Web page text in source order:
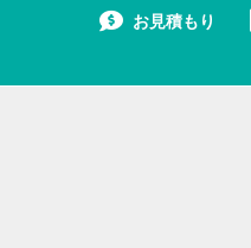
お見積もり